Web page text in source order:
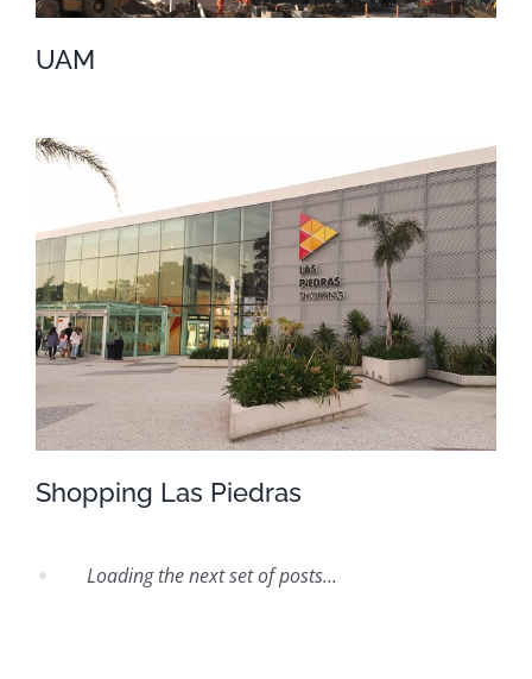
UAM
UAM
Shopping Las Piedras
Loading the next set of posts...